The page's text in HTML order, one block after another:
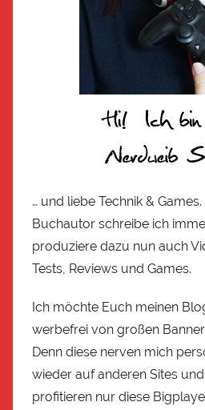
… und liebe Technik &
Buchautor schreibe ich
produziere dazu nun auch
Tests, Reviews und Games.
Ich möchte Euch meinen
werbefrei von großen
Denn diese nerven mich
wieder auf anderen Sites
profitieren nur diese